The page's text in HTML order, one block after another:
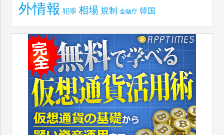
外情報 犯罪 相場 規制 金融庁 韓国